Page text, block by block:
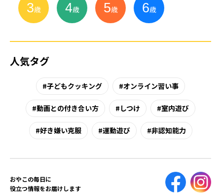
3歳 4歳 5歳 6歳
人気タグ
子どもクッキング オンライン習い事
動画との付き合い方 しつけ 室内遊び
好き嫌い克服 運動遊び 非認知能力
おやこの毎日に
役立つ情報をお届けします